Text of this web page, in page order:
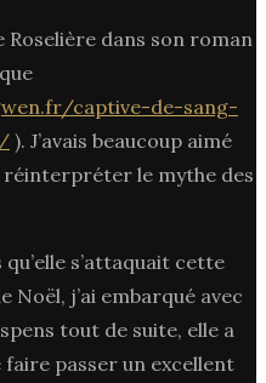
Roselière dans son roman
captive-de-sang-
). J’avais beaucoup aimé
réinterpréter le mythe des
s’attaquait cette
Noël, j’ai embarqué avec
tout de suite, elle a
passer un excellent